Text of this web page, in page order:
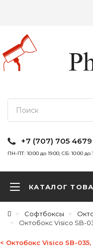
+7 (707) 705 4679
ПН-ПТ: 10:00 до 19:00; СБ: 10:00 до
КАТАЛОГ
Софтбоксы
Октобокс Visico SB-
< Октобокс Visico SB-035,